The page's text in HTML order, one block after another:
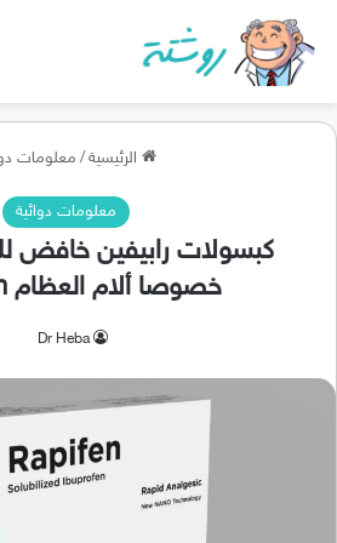
الرئيسية / معلومات
معلومات دوائية
كبسولات رابيفين خافض
خصوصا ألام العظام RapiFen
Dr Heba